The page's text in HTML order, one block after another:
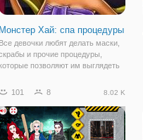
Монстер Хай: спа процедуры
Все девочки любят делать маски,
и прочие процедуры,
позволяют им выглядеть
когда эти процедуры вам делает
спа-салоне. Потребность в
уходе за
101 8 8.02 K